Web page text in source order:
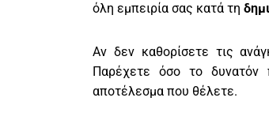
όλη εμπειρία σας κατά τη
Αν δεν καθορίσετε τις
Παρέχετε όσο το δυνατόν
αποτέλεσμα που θέλετε.